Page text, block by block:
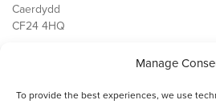
Manage
To provide the best experiences, we use
Caerdydd
CF24 4HQ
Public Services